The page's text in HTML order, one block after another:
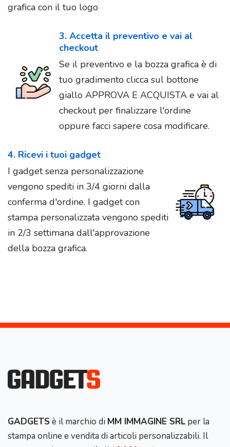
grafica con il tuo logo
3. Accetta il preventivo e vai al
checkout
Se il preventivo e la bozza grafica è di
tuo gradimento clicca sul bottone
giallo APPROVA E ACQUISTA e vai al
checkout per finalizzare l'ordine
oppure facci sapere cosa modificare.
4. Ricevi i tuoi gadget
I gadget senza personalizzazione
vengono spediti in 3/4 giorni dalla
conferma d'ordine. I gadget con
stampa personalizzata vengono spediti
in 2/3 settimana dall'approvazione
della bozza grafica.
GADGETS è il marchio di MM IMMAGINE SRL per la
stampa online e vendita di articoli personalizzabili. Il